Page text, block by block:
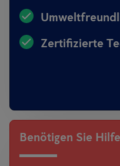
Zertifizierte
Benötigen Sie